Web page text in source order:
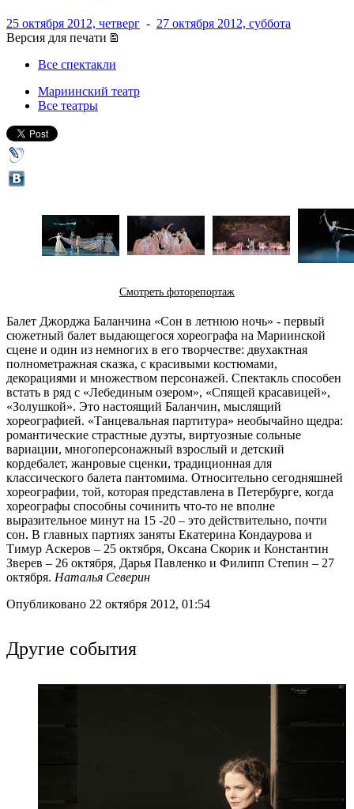
25 октября 2012, четверг - 27 октября 2012, суббота
Версия для печати
Все спектакли
Мариинский театр
Все театры
Смотреть фоторепортаж
Балет Джорджа Баланчина «Сон в летнюю ночь» - первый
сюжетный балет выдающегося хореографа на Мариинской
сцене и один из немногих в его творчестве: двухактная
полнометражная сказка, с красивыми костюмами,
декорациями и множеством персонажей. Спектакль способен
встать в ряд с «Лебединым озером», «Спящей красавицей»,
«Золушкой». Это настоящий Баланчин, мыслящий
хореографией. «Танцевальная партитура» необычайно щедра:
романтические страстные дуэты, виртуозные сольные
вариации, многоперсонажный взрослый и детский
кордебалет, жанровые сценки, традиционная для
классического балета пантомима. Относительно сегодняшней
хореографии, той, которая представлена в Петербурге, когда
хореографы способны сочинить что-то не вполне
выразительное минут на 15 -20 – это действительно, почти
сон. В главных партиях заняты Екатерина Кондаурова и
Тимур Аскеров – 25 октября, Оксана Скорик и Константин
Зверев – 26 октября, Дарья Павленко и Филипп Степин – 27
октября. Наталья Северин
Опубликовано 22 октября 2012, 01:54
Другие события